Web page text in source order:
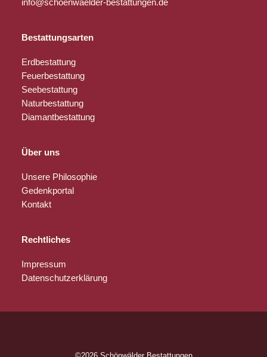
info@schoenwaelder-bestattungen.de
Bestattungsarten
Erdbestattung
Feuerbestattung
Seebestattung
Naturbestattung
Diamantbestattung
Über uns
Unsere Philosophie
Gedenkportal
Kontakt
Rechtliches
Impressum
Datenschutzerklärung